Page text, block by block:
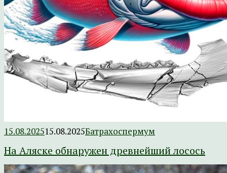
15.08.202515.08.2025Батрахоспермум
На Аляске обнаружен древнейший лосось